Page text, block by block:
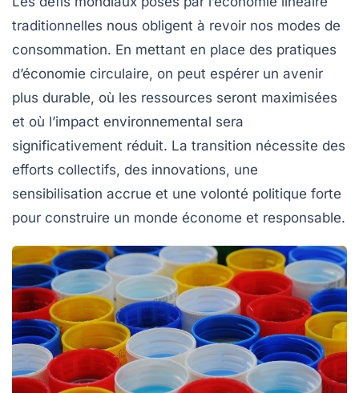
traditionnelles nous obligent à revoir nos modes de
consommation. En mettant en place des pratiques
d’économie circulaire, on peut espérer un avenir
plus durable, où les ressources seront maximisées
et où l’impact environnemental sera
significativement réduit. La transition nécessite des
efforts collectifs, des innovations, une
sensibilisation accrue et une volonté politique forte
pour construire un monde économe et responsable.